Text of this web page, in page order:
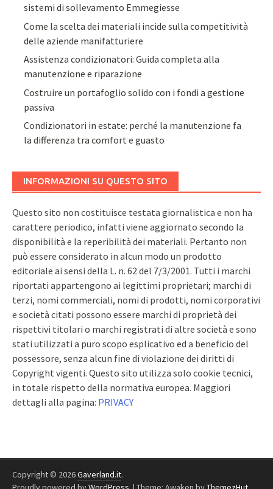
sistemi di sollevamento Emmegiesse
Come la scelta dei materiali incide sulla competitività
delle aziende manifatturiere
Assistenza condizionatori: Guida completa alla
manutenzione e riparazione
Costruire un portafoglio solido con i fondi a gestione
passiva
Condizionatori in estate: perché la manutenzione fa
la differenza tra comfort e guasto
INFORMAZIONI SU QUESTO SITO
Questo sito non costituisce testata giornalistica e non ha
carattere periodico, infatti viene aggiornato secondo la
disponibilità e la reperibilità dei materiali. Pertanto non
può essere considerato in alcun modo un prodotto
editoriale ai sensi della L. n. 62 del 7/3/2001. Tutti i marchi
riportati appartengono ai legittimi proprietari; marchi di
terzi, nomi commerciali, nomi di prodotti, nomi corporativi
e società citati possono essere marchi di proprietà dei
rispettivi titolari o marchi registrati di altre società e sono
stati utilizzati a puro scopo esplicativo ed a beneficio del
possessore, senza alcun fine di violazione dei diritti di
Copyright vigenti. Questo sito utilizza solo cookie tecnici,
in totale rispetto della normativa europea. Maggiori
dettagli alla pagina: PRIVACY
Copyright © 2026Gaverland.it.